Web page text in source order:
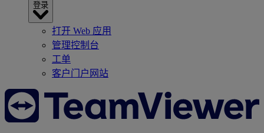
登录
打开 Web 应用
管理控制台
工单
客户门户网站